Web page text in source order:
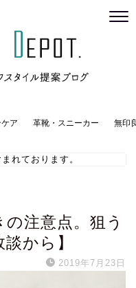
ア 革靴・スニーカー 無印
れております。
注意点。狙う
から】
2019年7月23日